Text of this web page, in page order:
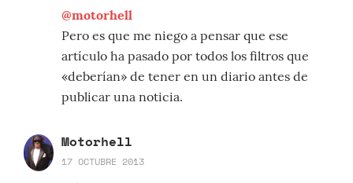
@motorhell
Pero es que me niego a pensar que ese
artículo ha pasado por todos los filtros que
«deberían» de tener en un diario antes de
publicar una noticia.
Motorhell
17 OCTUBRE 2013